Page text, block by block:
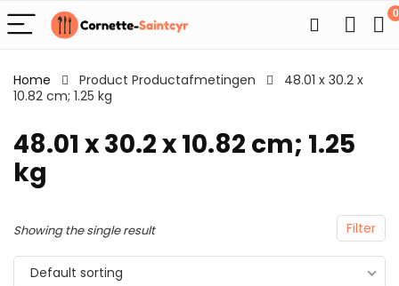
0
Home Product Productafmetingen
48.01 x 30.2 x
10.82 cm; 1.25 kg
48.01 x 30.2 x 10.82 cm; 1.25
kg
Filter
Showing the single result
Default sorting